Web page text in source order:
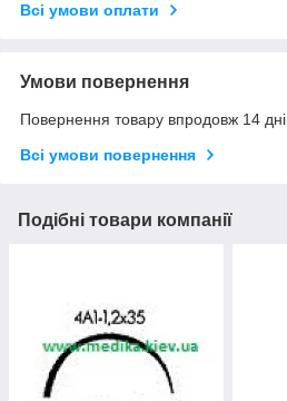
Всі умови оплати
Умови повернення
Повернення товару впродовж 14
Всі умови повернення
Подібні товари компанії